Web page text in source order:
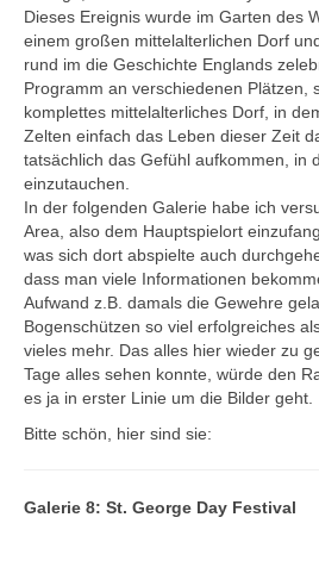
Dieses Ereignis wurde im Garten des
einem großen mittelalterlichen Dorf
rund im die Geschichte Englands
Programm an verschiedenen Plätzen,
komplettes mittelalterliches Dorf, in
Zelten einfach das Leben dieser Zeit
tatsächlich das Gefühl aufkommen, in
einzutauchen.
In der folgenden Galerie habe ich
Area, also dem Hauptspielort
was sich dort abspielte auch
dass man viele Informationen
Aufwand z.B. damals die Gewehre
Bogenschützen so viel erfolgreiches
vieles mehr. Das alles hier wieder zu
Tage alles sehen konnte, würde den
es ja in erster Linie um die Bilder geht.
Bitte schön, hier sind sie:
Galerie 8: St. George Day Festival